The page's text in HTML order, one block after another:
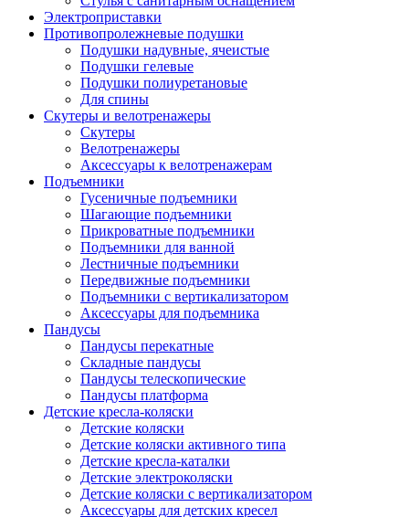
Электроприставки
Противопролежневые подушки
Подушки надувные, ячеистые
Подушки гелевые
Подушки полиуретановые
Для спины
Скутеры и велотренажеры
Скутеры
Велотренажеры
Аксессуары к велотренажерам
Подъемники
Гусеничные подъемники
Шагающие подъемники
Прикроватные подъемники
Подъемники для ванной
Лестничные подъемники
Передвижные подъемники
Подъемники с вертикализатором
Аксессуары для подъемника
Пандусы
Пандусы перекатные
Складные пандусы
Пандусы телескопические
Пандусы платформа
Детские кресла-коляски
Детские коляски
Детские коляски активного типа
Детские кресла-каталки
Детские электроколяски
Детские коляски с вертикализатором
Аксессуары для детских кресел